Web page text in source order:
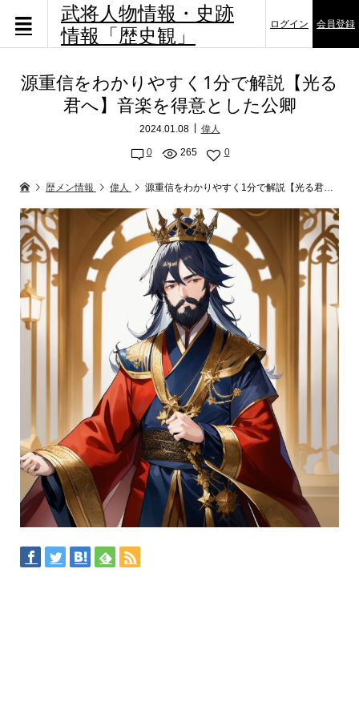
武将人物情報・史跡
情報「歴史観」
ログイン 会員登録
源重信をわかりやすく1分で解説【光る
君へ】音楽を得意とした公卿
2024.01.08 偉人
0 265 0
歴メン情報 偉人 源重信をわかりやすく1分で解説【光る君へ】音楽を得意とした公卿